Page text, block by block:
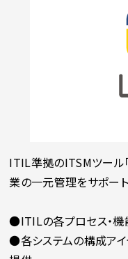
ITIL準拠のITSMツール
業の一元管理をサポート
●ITILの各プロセス・
●各システムの構成ア